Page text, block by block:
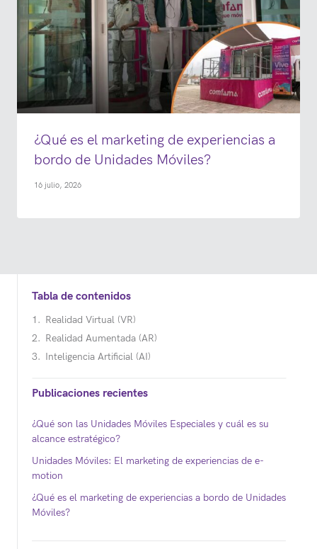
¿Qué es el marketing de experiencias a
bordo de Unidades Móviles?
16 julio, 2026
Tabla de contenidos
Realidad Virtual (VR)
Realidad Aumentada (AR)
Inteligencia Artificial (AI)
Publicaciones recientes
¿Qué son las Unidades Móviles Especiales y cuál es su
alcance estratégico?
Unidades Móviles: El marketing de experiencias de e-
motion
¿Qué es el marketing de experiencias a bordo de Unidades
Móviles?